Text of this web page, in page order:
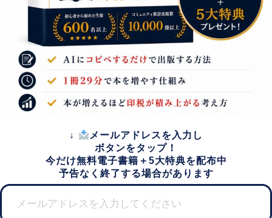
↓
メールアドレスを入力し
ボタンをタップ！
今だけ無料電子書籍＋5大特典を配布中
予告なく終了する場合があります